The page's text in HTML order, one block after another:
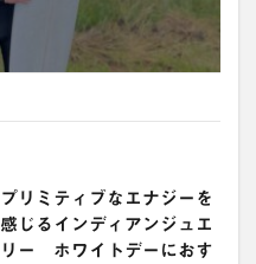
プリミティブなエナジーを
感じるインディアンジュエ
リー ホワイトデーにおす